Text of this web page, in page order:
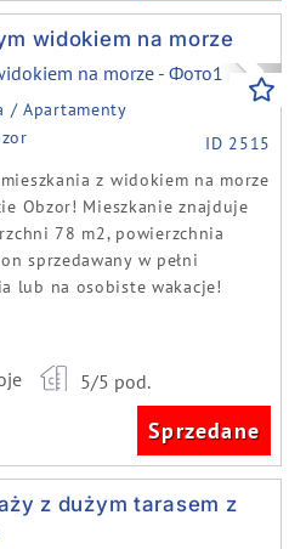
widokiem na morze
Next
/ Apartamenty
ID 2515
z widokiem na morze
Obzor! Mieszkanie znajduje
78 m2, powierzchnia
sprzedawany w pełni
lub na osobiste wakacje!
5/5 pod.
Sprzedane
z dużym tarasem z